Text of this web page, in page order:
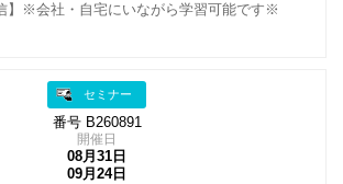
】※会社・自宅にいながら学習可能です※
セミナー
番号 B260891
開催日
08月31日
09月24日